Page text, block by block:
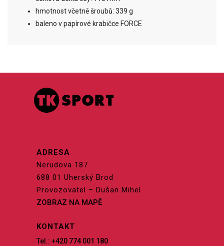
hmotnost včetně šroubů: 339 g
baleno v papírové krabičce FORCE
ADRESA
Nerudova 187
688 01 Uherský Brod
Provozovatel – Dušan Mihel
ZOBRAZ NA MAPĚ
KONTAKT
Tel.: +420 774 001 180